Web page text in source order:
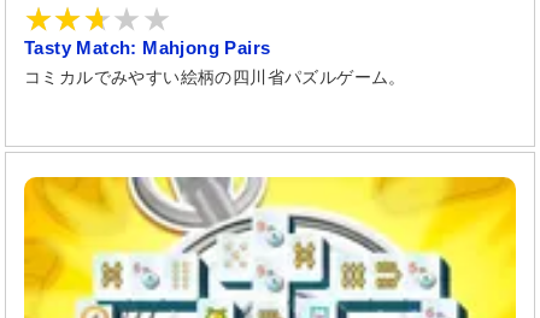
Tasty Match: Mahjong Pairs
コミカルでみやすい絵柄の四川省パズルゲーム。